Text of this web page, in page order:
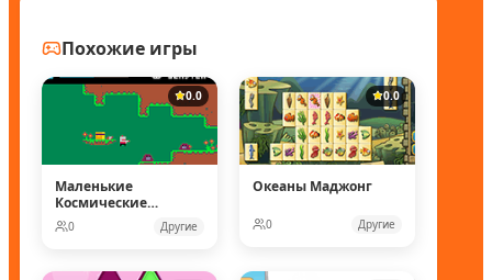
Похожие игры
0.0
Маленькие
Космические
рейнджеры
0 Другие
0.0
Океаны Маджонг
0 Другие